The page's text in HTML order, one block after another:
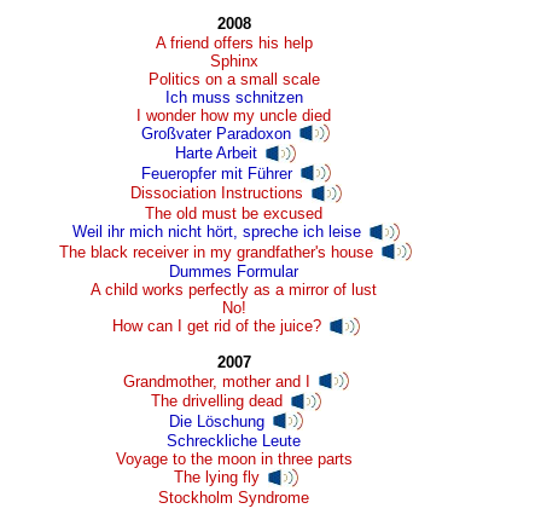
2008
A friend offers his help
Sphinx
Politics on a small scale
Ich muss schnitzen
I wonder how my uncle died
Großvater Paradoxon
Harte Arbeit
Feueropfer mit Führer
Dissociation Instructions
The old must be excused
Weil ihr mich nicht hört, spreche ich leise
The black receiver in my grandfather's house
Dummes Formular
A child works perfectly as a mirror of lust
No!
How can I get rid of the juice?
2007
Grandmother, mother and I
The drivelling dead
Die Löschung
Schreckliche Leute
Voyage to the moon in three parts
The lying fly
Stockholm Syndrome